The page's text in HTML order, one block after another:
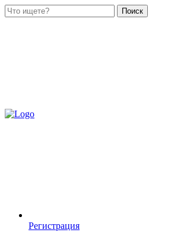
Поиск
Регистрация